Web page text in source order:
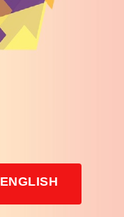
ENGLISH